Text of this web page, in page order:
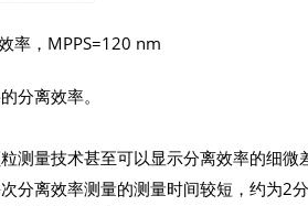
率，MPPS=120 nm
分离效率。
测量技术甚至可以显示分离效率的细微
分离效率测量的测量时间较短，约为2